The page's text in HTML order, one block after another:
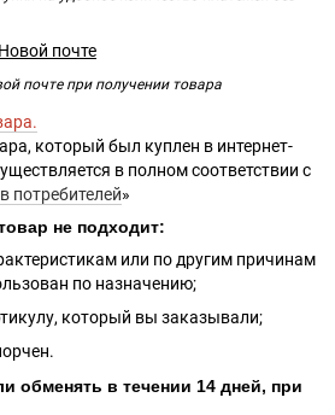
почте
почте при получении товара
который был куплен в интернет-
в полном соответствии с
потребителей»
не подходит:
или по другим причинам
по назначению;
который вы заказывали;
обменять в течении 14 дней, при